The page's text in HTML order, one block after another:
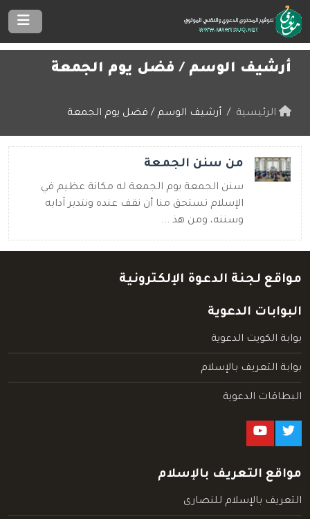
أرشيف الوسم / فضل يوم الجمعة
الرئيسية أرشيف الوسم / فضل يوم الجمعة
من سنن الجمعة
سنن الجمعة يوم الجمعة له مكانة عظيم في
الإسلام تستحق منا أن نقف عنده ونتدبر آدابه
وسننه، ومن هذ ...
مواقع لجنة الدعوة الإلكترونية
البوابات الدعوية
بوابة الكويت الدعوية
بوابة التعريف بالإسلام
البطاقات الدعوية
مواقع التعريف بالإسلام
التعريف بالإسلام للنصارى